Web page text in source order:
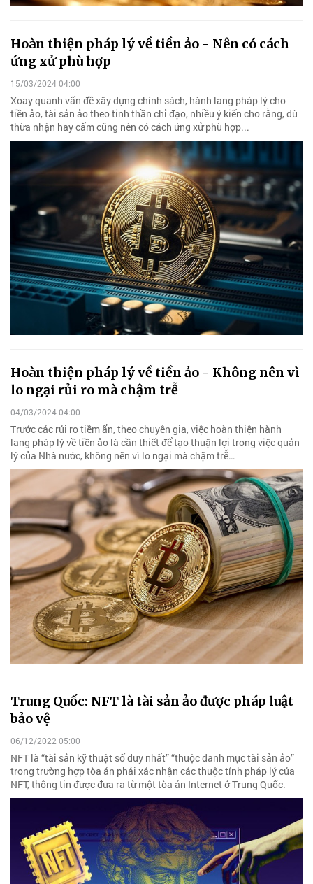
Hoàn thiện pháp lý về tiền ảo - Nên có cách
ứng xử phù hợp
15/03/2024 04:00
Xoay quanh vấn đề xây dựng chính sách, hành lang pháp lý cho
tiền ảo, tài sản ảo theo tinh thần chỉ đạo, nhiều ý kiến cho rằng, dù
thừa nhận hay cấm cũng nên có cách ứng xử phù hợp...
Hoàn thiện pháp lý về tiền ảo - Không nên vì
lo ngại rủi ro mà chậm trễ
04/03/2024 04:00
Trước các rủi ro tiềm ẩn, theo chuyên gia, việc hoàn thiện hành
lang pháp lý về tiền ảo là cần thiết để tạo thuận lợi trong việc quản
lý của Nhà nước, không nên vì lo ngại mà chậm trễ…
Trung Quốc: NFT là tài sản ảo được pháp luật
bảo vệ
06/12/2022 05:00
NFT là “tài sản kỹ thuật số duy nhất” “thuộc danh mục tài sản ảo”
trong trường hợp tòa án phải xác nhận các thuộc tính pháp lý của
NFT, thông tin được đưa ra từ một tòa án Internet ở Trung Quốc.